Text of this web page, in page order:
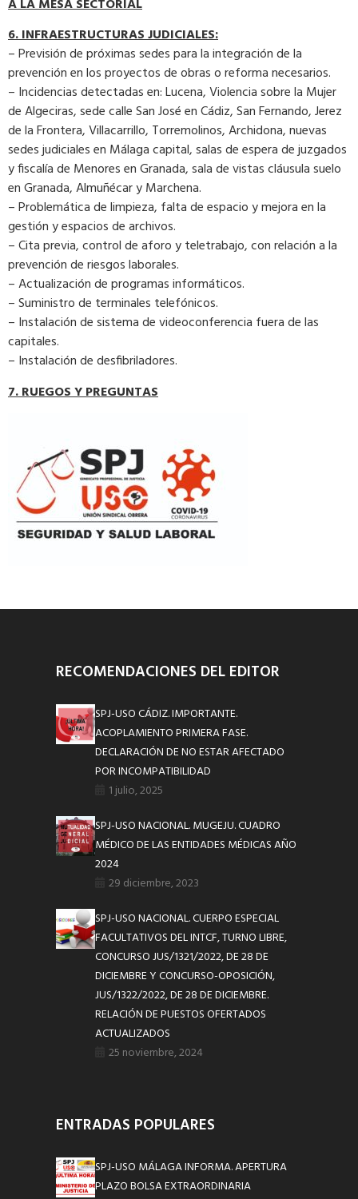
A LA MESA SECTORIAL
6. INFRAESTRUCTURAS JUDICIALES:
– Previsión de próximas sedes para la integración de la
prevención en los proyectos de obras o reforma necesarios.
– Incidencias detectadas en: Lucena, Violencia sobre la Mujer
de Algeciras, sede calle San José en Cádiz, San Fernando, Jerez
de la Frontera, Villacarrillo, Torremolinos, Archidona, nuevas
sedes judiciales en Málaga capital, salas de espera de juzgados
y fiscalía de Menores en Granada, sala de vistas cláusula suelo
en Granada, Almuñécar y Marchena.
– Problemática de limpieza, falta de espacio y mejora en la
gestión y espacios de archivos.
– Cita previa, control de aforo y teletrabajo, con relación a la
prevención de riesgos laborales.
– Actualización de programas informáticos.
– Suministro de terminales telefónicos.
– Instalación de sistema de videoconferencia fuera de las
capitales.
– Instalación de desfibriladores.
7. RUEGOS Y PREGUNTAS
RECOMENDACIONES DEL EDITOR
SPJ-USO CÁDIZ. IMPORTANTE.
ACOPLAMIENTO PRIMERA FASE.
DECLARACIÓN DE NO ESTAR AFECTADO
POR INCOMPATIBILIDAD
1 julio, 2025
SPJ-USO NACIONAL. MUGEJU. CUADRO
MÉDICO DE LAS ENTIDADES MÉDICAS AÑO
2024
29 diciembre, 2023
SPJ-USO NACIONAL. CUERPO ESPECIAL
FACULTATIVOS DEL INTCF, TURNO LIBRE,
CONCURSO JUS/1321/2022, DE 28 DE
DICIEMBRE Y CONCURSO-OPOSICIÓN,
JUS/1322/2022, DE 28 DE DICIEMBRE.
RELACIÓN DE PUESTOS OFERTADOS
ACTUALIZADOS
25 noviembre, 2024
ENTRADAS POPULARES
SPJ-USO MÁLAGA INFORMA. APERTURA
PLAZO BOLSA EXTRAORDINARIA